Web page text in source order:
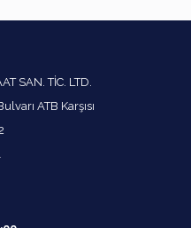
SAN. TİC. LTD.
ATB Karşısı